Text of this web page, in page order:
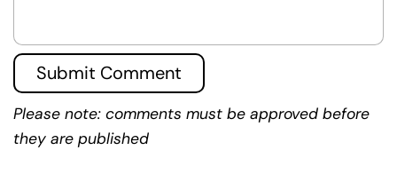
Submit Comment
Please note: comments must be approved before
they are published